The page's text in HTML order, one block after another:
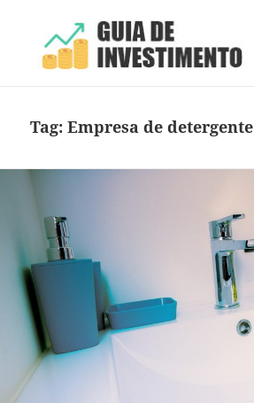
Tag:Empresa de detergente